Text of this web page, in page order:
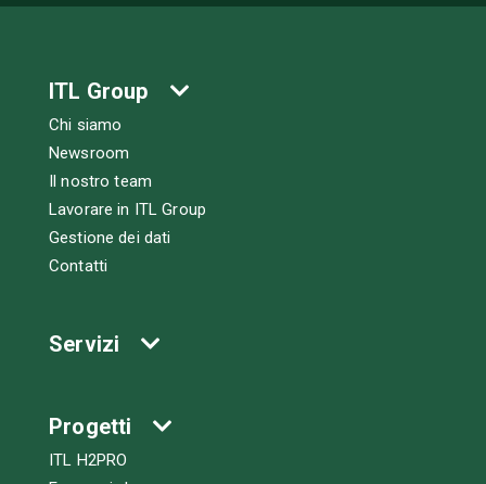
ITL Group
Chi siamo
Newsroom
Il nostro team
Lavorare in ITL Group
Gestione dei dati
Contatti
Servizi
Progetti
ITL H2PRO